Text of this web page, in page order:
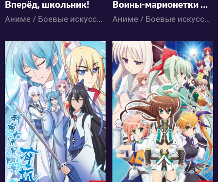
Вперёд, школьник!
Аниме / Боевые искусства / Комедия / Сёнэн / Школа / Экшен
Воины-марионетки Джей
Аниме / Боевые искусства / Гарем / Драма / Комедия / Меха / Приключения / Романтика / Сёнэн / Фантастика / Экшен
6503
2 2
4517
0 5